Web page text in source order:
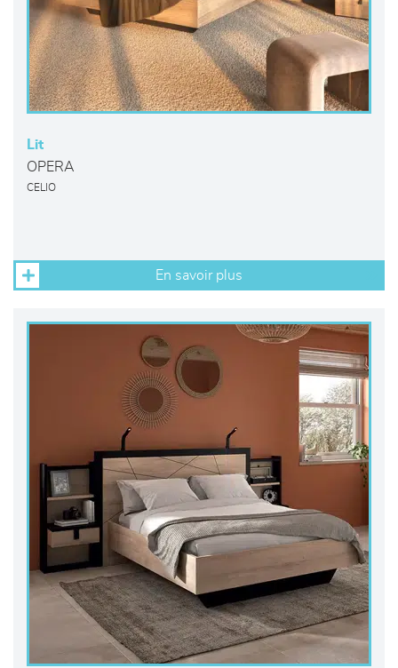
Lit
OPERA
CELIO
En savoir plus